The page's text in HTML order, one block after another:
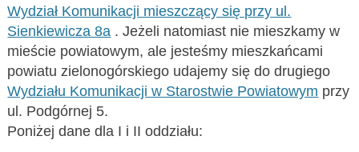
Wydział Komunikacji mieszczący się przy ul.
Sienkiewicza 8a . Jeżeli natomiast nie mieszkamy w
mieście powiatowym, ale jesteśmy mieszkańcami
powiatu zielonogórskiego udajemy się do drugiego
Wydziału Komunikacji w Starostwie Powiatowym przy
ul. Podgórnej 5.
Poniżej dane dla I i II oddziału: